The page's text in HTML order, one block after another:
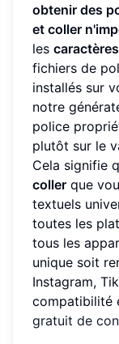
obtenir des
et coller
les
fichiers de
installés sur
notre
police
plutôt sur le
Cela signifie
coller que
textuels
toutes les
tous les
unique soit
Instagram,
compatibilité
gratuit de